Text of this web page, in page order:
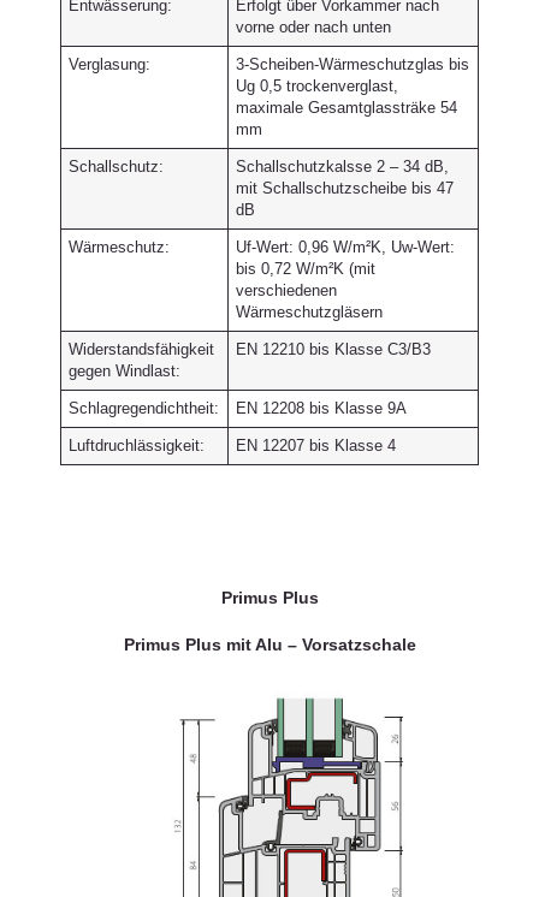
Entwässerung:
Erfolgt über Vorkammer nach
vorne oder nach unten
Verglasung:
3-Scheiben-Wärmeschutzglas bis
Ug 0,5 trockenverglast,
maximale Gesamtglassträke 54
mm
Schallschutz:
Schallschutzkalsse 2 – 34 dB,
mit Schallschutzscheibe bis 47
dB
Wärmeschutz:
Uf-Wert: 0,96 W/m²K, Uw-Wert:
bis 0,72 W/m²K (mit
verschiedenen
Wärmeschutzgläsern
Widerstandsfähigkeit
gegen Windlast:
EN 12210 bis Klasse C3/B3
Schlagregendichtheit: EN 12208 bis Klasse 9A
Luftdruchlässigkeit: EN 12207 bis Klasse 4
Primus Plus
Primus Plus mit Alu – Vorsatzschale